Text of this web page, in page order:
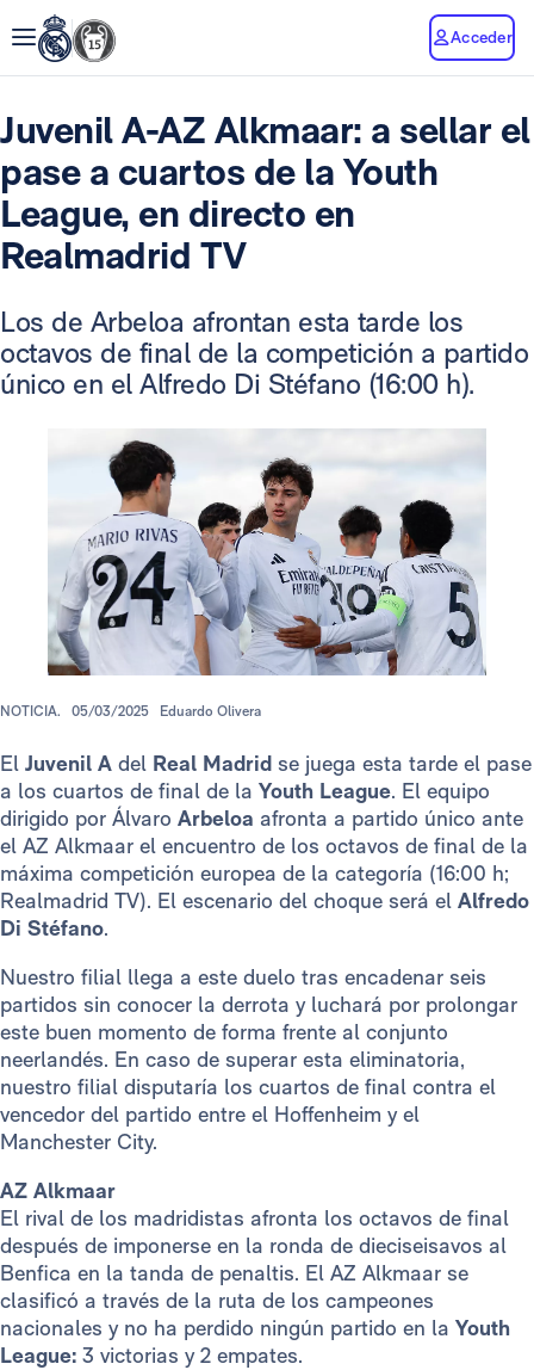
Acceder
Juvenil A-AZ Alkmaar: a sellar el
pase a cuartos de la Youth
League, en directo en
Realmadrid TV
Los de Arbeloa afrontan esta tarde los
octavos de final de la competición a partido
único en el Alfredo Di Stéfano (16:00 h).
NOTICIA. 05/03/2025 Eduardo Olivera
El Juvenil A del Real Madrid se juega esta tarde el pase
a los cuartos de final de la Youth League. El equipo
dirigido por Álvaro Arbeloa afronta a partido único ante
el AZ Alkmaar el encuentro de los octavos de final de la
máxima competición europea de la categoría (16:00 h;
Realmadrid TV). El escenario del choque será el Alfredo
Di Stéfano.
Nuestro filial llega a este duelo tras encadenar seis
partidos sin conocer la derrota y luchará por prolongar
este buen momento de forma frente al conjunto
neerlandés. En caso de superar esta eliminatoria,
nuestro filial disputaría los cuartos de final contra el
vencedor del partido entre el Hoffenheim y el
Manchester City.
AZ Alkmaar
El rival de los madridistas afronta los octavos de final
después de imponerse en la ronda de dieciseisavos al
Benfica en la tanda de penaltis. El AZ Alkmaar se
clasificó a través de la ruta de los campeones
nacionales y no ha perdido ningún partido en la Youth
League: 3 victorias y 2 empates.